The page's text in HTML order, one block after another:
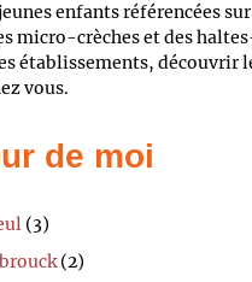
enfants référencées
micro-crèches et des
établissements, découvrir
vous.
de moi
(3)
(2)